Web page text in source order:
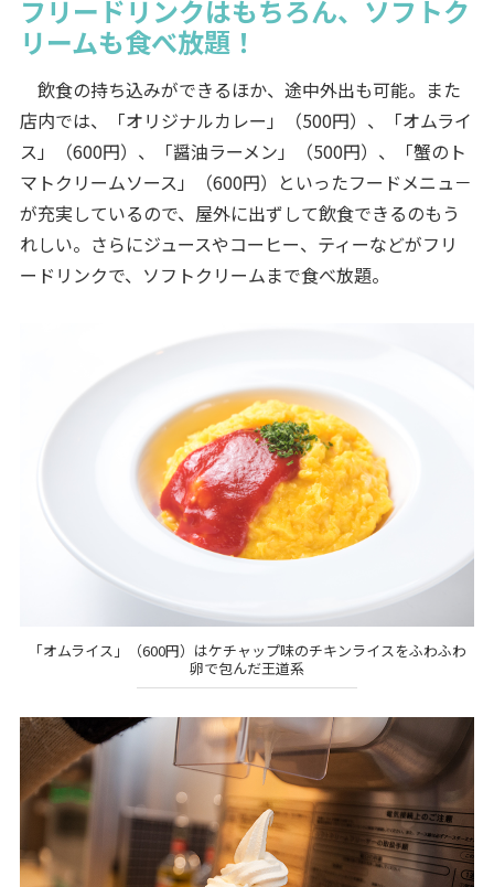
フリードリンクはもちろん、ソフトク
リームも食べ放題！
飲食の持ち込みができるほか、途中外出も可能。また
店内では、「オリジナルカレー」（500円）、「オムライ
ス」（600円）、「醤油ラーメン」（500円）、「蟹のト
マトクリームソース」（600円）といったフードメニュ－
が充実しているので、屋外に出ずして飲食できるのもう
れしい。さらにジュースやコーヒー、ティーなどがフリ
ードリンクで、ソフトクリームまで食べ放題。
「オムライス」（600円）はケチャップ味のチキンライスをふわふわ
卵で包んだ王道系